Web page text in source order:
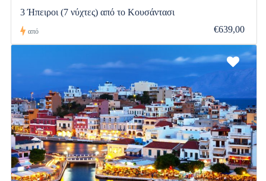
3 Ήπειροι (7 νύχτες) από το Κουσάντασι
από €639,00